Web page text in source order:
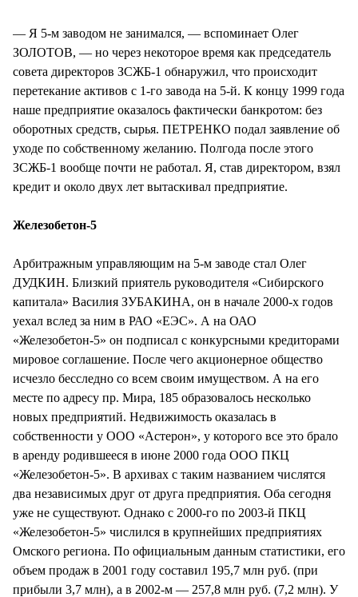
— Я 5-м заводом не занимался, — вспоминает Олег
ЗОЛОТОВ, — но через некоторое время как председатель
совета директоров ЗСЖБ-1 обнаружил, что происходит
перетекание активов с 1-го завода на 5-й. К концу 1999 года
наше предприятие оказалось фактически банкротом: без
оборотных средств, сырья. ПЕТРЕНКО подал заявление об
уходе по собственному желанию. Полгода после этого
ЗСЖБ-1 вообще почти не работал. Я, став директором, взял
кредит и около двух лет вытаскивал предприятие.
Железобетон-5
Арбитражным управляющим на 5-м заводе стал Олег
ДУДКИН. Близкий приятель руководителя «Сибирского
капитала» Василия ЗУБАКИНА, он в начале 2000-х годов
уехал вслед за ним в РАО «ЕЭС». А на ОАО
«Железобетон-5» он подписал с конкурсными кредиторами
мировое соглашение. После чего акционерное общество
исчезло бесследно со всем своим имуществом. А на его
месте по адресу пр. Мира, 185 образовалось несколько
новых предприятий. Недвижимость оказалась в
собственности у ООО «Астерон», у которого все это брало
в аренду родившееся в июне 2000 года ООО ПКЦ
«Железобетон-5». В архивах с таким названием числятся
два независимых друг от друга предприятия. Оба сегодня
уже не существуют. Однако с 2000-го по 2003-й ПКЦ
«Железобетон-5» числился в крупнейших предприятиях
Омского региона. По официальным данным статистики, его
объем продаж в 2001 году составил 195,7 млн руб. (при
прибыли 3,7 млн), а в 2002-м — 257,8 млн руб. (7,2 млн). У